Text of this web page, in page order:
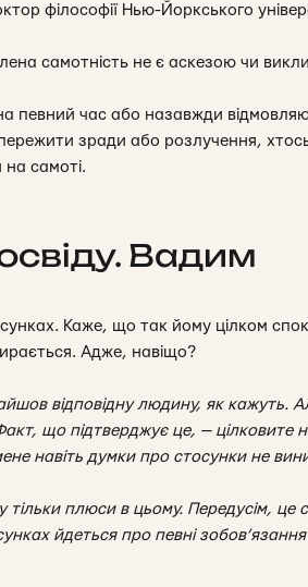
філософії Нью-Йоркського
самотність не є аскезою чи
час або назавжди
зради або розлучення,
самоті.
Вадим
Каже, що так йому цілком
Адже, навіщо?
відповідну людину, як кажуть.
що підтверджує це, — цілковите
навіть думки про стосунки не
тільки плюси в цьому. Передусім, це
йдеться про певні